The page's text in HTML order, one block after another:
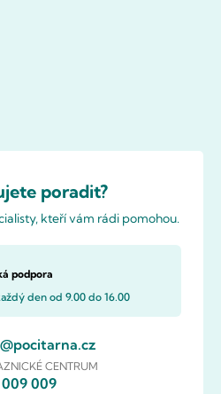
poradit?
kteří vám rádi pomohou.
podpora
den od 9.00 do 16.00
CENTRUM
009